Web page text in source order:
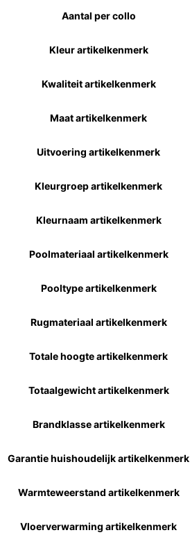
Aantal per collo
Kleur artikelkenmerk
Kwaliteit artikelkenmerk
Maat artikelkenmerk
Uitvoering artikelkenmerk
Kleurgroep artikelkenmerk
Kleurnaam artikelkenmerk
Poolmateriaal artikelkenmerk
Pooltype artikelkenmerk
Rugmateriaal artikelkenmerk
Totale hoogte artikelkenmerk
Totaalgewicht artikelkenmerk
Brandklasse artikelkenmerk
Garantie huishoudelijk artikelkenmerk
Warmteweerstand artikelkenmerk
Vloerverwarming artikelkenmerk